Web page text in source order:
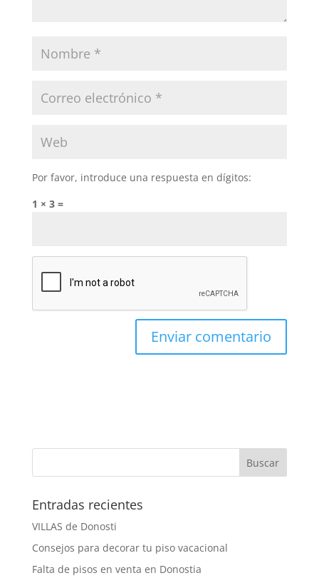
Por favor, introduce una respuesta en dígitos:
1 × 3 =
Entradas recientes
VILLAS de Donosti
Consejos para decorar tu piso vacacional
Falta de pisos en venta en Donostia